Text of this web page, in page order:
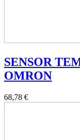
SENSOR
OMRON
68,78 €